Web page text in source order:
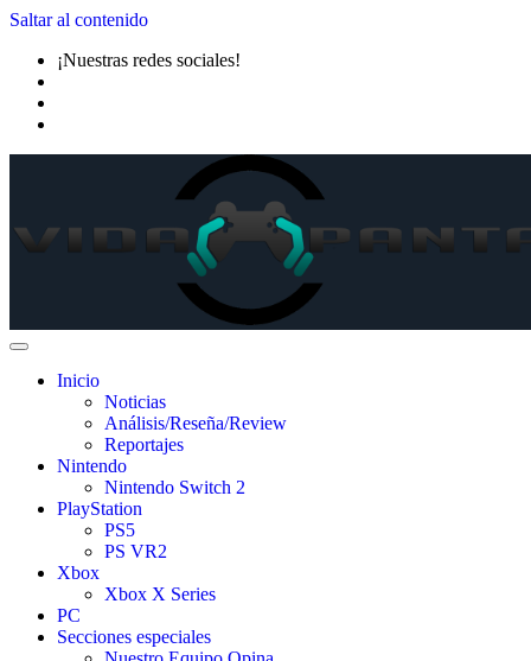
Saltar al contenido
¡Nuestras redes sociales!
Inicio
Noticias
Análisis/Reseña/Review
Reportajes
Nintendo
Nintendo Switch 2
PlayStation
PS5
PS VR2
Xbox
Xbox X Series
PC
Secciones especiales